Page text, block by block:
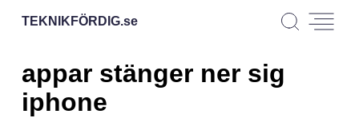
TEKNIKFÖRDIG.se
appar stänger ner sig
iphone